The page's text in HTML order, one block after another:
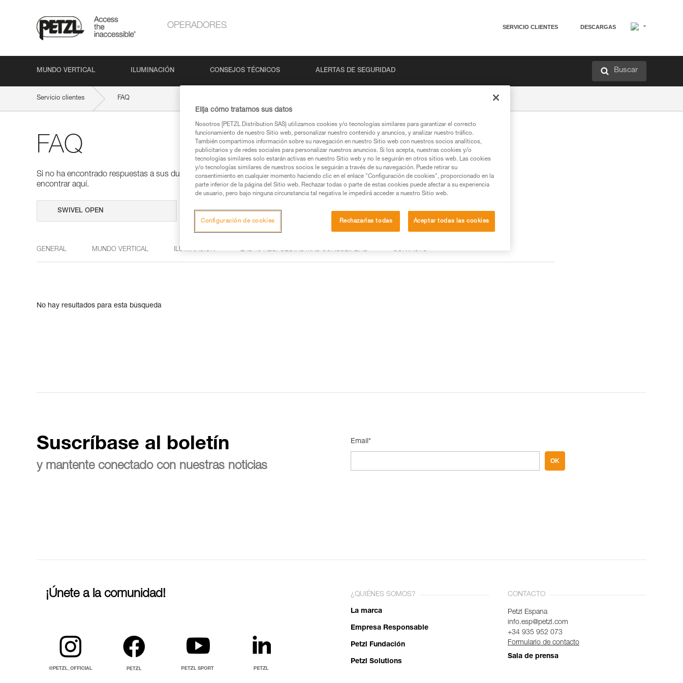
OPERADORES SERVICIO CLIENTES DESCARGAS
MUNDO VERTICAL ILUMINACIÓN CONSEJOS TÉCNICOS ALERTAS DE SEGURIDAD Buscar
Servicio clientes FAQ
FAQ
Si no ha encontrado respuestas a sus dudas en nuestras páginas de productos y técnicas, las debería
encontrar aquí.
Realizar una búsqueda
GENERAL MUNDO VERTICAL ILUMINACIÓN LAS 15 RESPUESTAS MÁS CONSULTADAS CONTACTO
No hay resultados para esta búsqueda
Suscríbase al boletín
y mantente conectado con nuestras noticias
Email*
OK
¡Únete a la comunidad! ¿QUIÉNES SOMOS?
La marca
Empresa Responsable
Petzl Fundación
Petzl Solutions
CONTACTO
Petzl Espana
info.esp@petzl.com
+34 935 952 073
Formulario de contacto
Sala de prensa
Elija cómo tratamos sus datos
Nosotros [PETZL Distribution SAS) utilizamos cookies y/o tecnologías similares para garantizar el correcto
funcionamiento de nuestro Sitio web, personalizar nuestro contenido y anuncios, y analizar nuestro tráfico.
También compartimos información sobre su navegación en nuestro Sitio web con nuestros socios analíticos,
publicitarios y de redes sociales para personalizar nuestros anuncios. Si los acepta, nuestras cookies y/o
tecnologías similares solo estarán activas en nuestro Sitio web y no le seguirán en otros sitios web. Las cookies
y/o tecnologías similares de nuestros socios le seguirán a través de su navegación. Puede retirar su
consentimiento en cualquier momento haciendo clic en el enlace "Configuración de cookies", proporcionado en la
parte inferior de la página del Sitio web. Rechazar todas o parte de estas cookies puede afectar a su experiencia
de usuario, pero bajo ninguna circunstancia tal negativa le impedirá acceder a nuestro Sitio web.
Rechazarlas todas Aceptar todas las cookies
Configuración de cookies